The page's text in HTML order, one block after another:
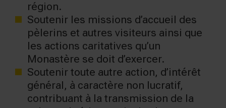
région.
Soutenir les missions d’accueil des
pèlerins et autres visiteurs ainsi que
les actions caritatives qu’un
Monastère se doit d’exercer.
Soutenir toute autre action, d’intérêt
général, à caractère non lucratif,
contribuant à la transmission de la